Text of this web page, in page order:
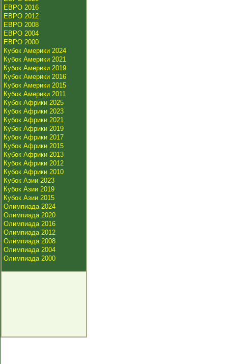
ЕВРО 2016
ЕВРО 2012
ЕВРО 2008
ЕВРО 2004
ЕВРО 2000
Кубок Америки 2024
Кубок Америки 2021
Кубок Америки 2019
Кубок Америки 2016
Кубок Америки 2015
Кубок Америки 2011
Кубок Африки 2025
Кубок Африки 2023
Кубок Африки 2021
Кубок Африки 2019
Кубок Африки 2017
Кубок Африки 2015
Кубок Африки 2013
Кубок Африки 2012
Кубок Африки 2010
Кубок Азии 2023
Кубок Азии 2019
Кубок Азии 2015
Олимпиада 2024
Олимпиада 2020
Олимпиада 2016
Олимпиада 2012
Олимпиада 2008
Олимпиада 2004
Олимпиада 2000